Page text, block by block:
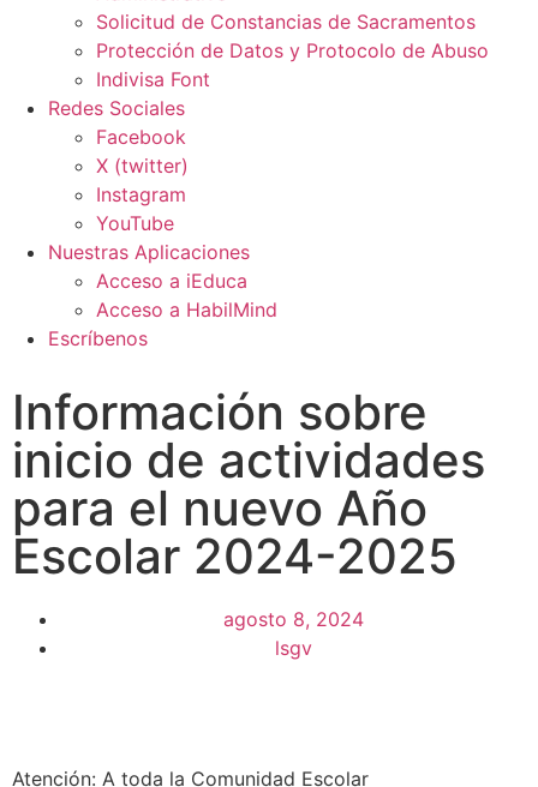
Solicitud de Constancias de Sacramentos
Protección de Datos y Protocolo de Abuso
Indivisa Font
Redes Sociales
Facebook
X (twitter)
Instagram
YouTube
Nuestras Aplicaciones
Acceso a iEduca
Acceso a HabilMind
Escríbenos
Información sobre
inicio de actividades
para el nuevo Año
Escolar 2024-2025
agosto 8, 2024
lsgv
Atención: A toda la Comunidad Escolar